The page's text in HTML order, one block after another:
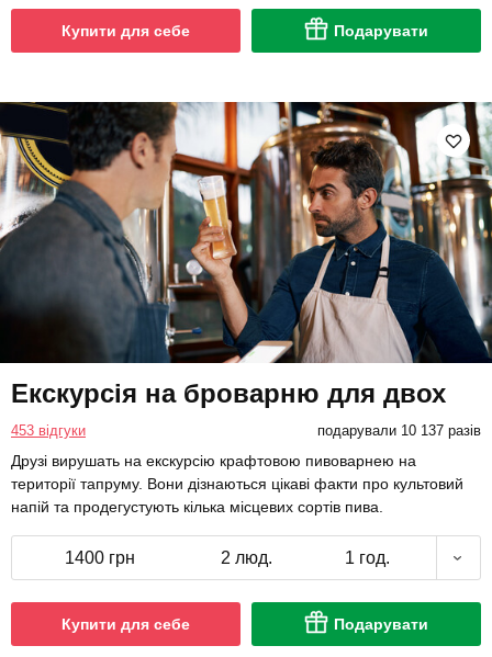
Купити для себе Подарувати
Екскурсія на броварню для двох
453 відгуки подарували 10 137 разів
Друзі вирушать на екскурсію крафтовою пивоварнею на
території тапруму. Вони дізнаються цікаві факти про культовий
напій та продегустують кілька місцевих сортів пива.
1400 грн 2 люд. 1 год.
Купити для себе Подарувати